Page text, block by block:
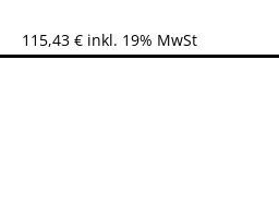
115,43 € inkl. 19% MwSt